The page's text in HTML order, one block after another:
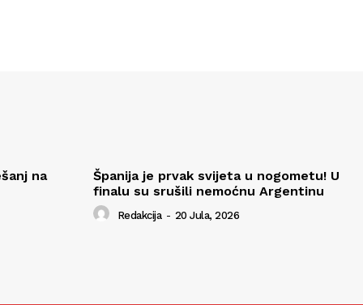
na
Španija je prvak svijeta u nogometu! U
finalu su srušili nemoćnu Argentinu
Redakcija - 20 Jula, 2026